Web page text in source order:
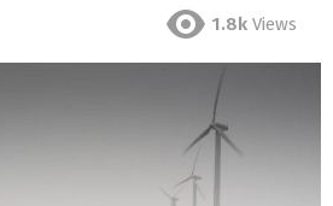
1.8k Views